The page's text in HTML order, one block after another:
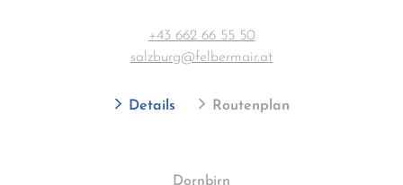
+43 662 66 55 50
salzburg@felbermair.at
Details Routenplan
Dornbirn